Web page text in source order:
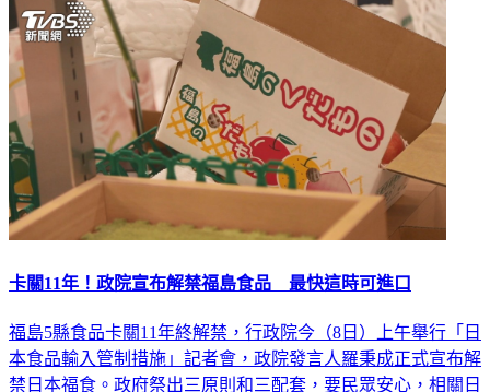
卡關11年！政院宣布解禁福島食品 最快這時可進口
福島5縣食品卡關11年終解禁，行政院今（8日）上午舉行「日
本食品輸入管制措施」記者會，政院發言人羅秉成正式宣布解
禁日本福食。政府祭出三原則和三配套，要民眾安心，相關日